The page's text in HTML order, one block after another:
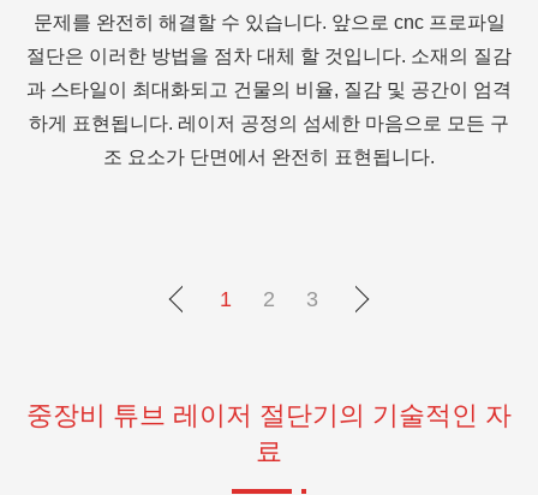
가공 산업의 70% 이상을 차지합니다. 해양 제조 산업은 주
로 강판의 원료를 기반으로합니다. 레이저를 사용하여 플레
이트를 절단하면 생산주기를 크게 단축하고 동시에 가공 비
용을 줄일 수 있습니다. 언더 커팅에 레이저 커팅 머신을 사
용하면 어셈블리 마진을 취소하고 현장 트리밍 현상을 제거
1 2 3
중장비 튜브 레이저 절단기의 기술적인 자
료